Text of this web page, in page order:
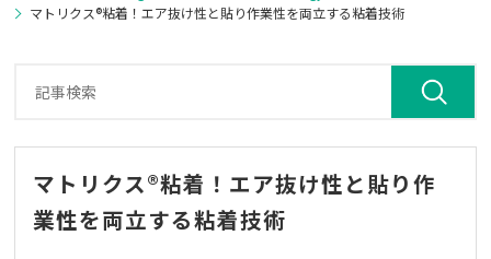
製品情報
ダウンロード 会社情報
マトリクス®粘着！エア抜け性と貼り作業性を両立する粘着技術
マトリクス®粘着！エア抜け性と貼り作
業性を両立する粘着技術